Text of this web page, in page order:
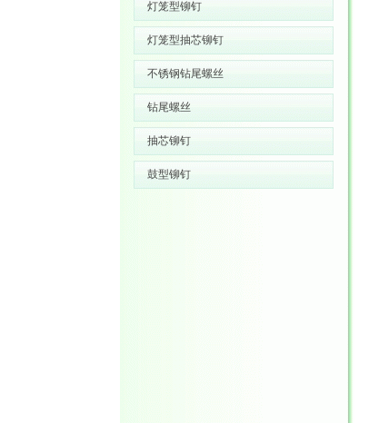
灯笼型铆钉
灯笼型抽芯铆钉
不锈钢钻尾螺丝
钻尾螺丝
抽芯铆钉
鼓型铆钉